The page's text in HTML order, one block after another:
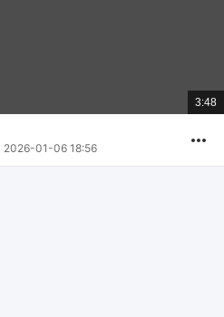
總
共
3:48
2026-01-06 18:56